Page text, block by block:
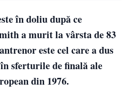
în doliu după ce
a murit la vârsta de 83
este cel care a dus
sferturile de finală ale
din 1976.